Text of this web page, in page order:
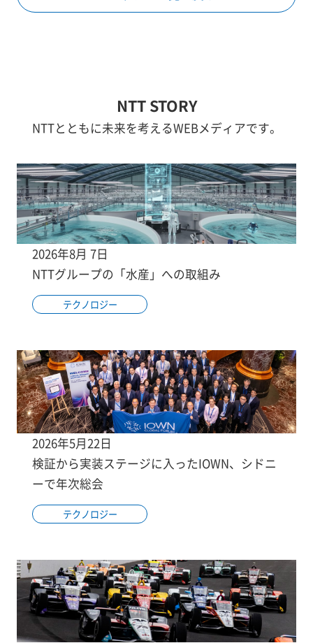
NTT STORY
NTTとともに未来を考えるWEBメディアです。
2026年8月 7日
NTTグループの「水産」への取組み
テクノロジー
2026年5月22日
検証から実装ステージに入ったIOWN、シドニ
ーで年次総会
テクノロジー